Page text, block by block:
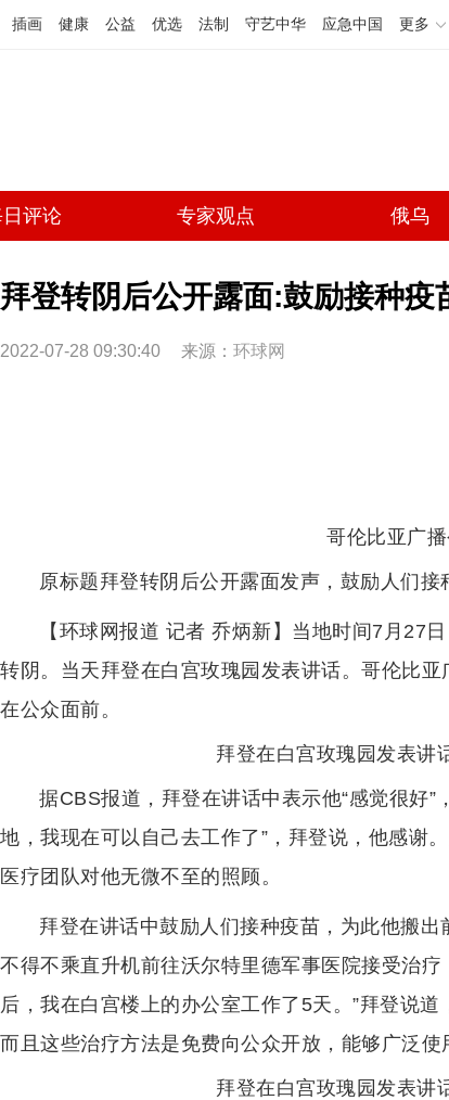
插画 健康 公益 优选 法制 守艺中华 应急中国 更多
评论 专家观点 俄乌
拜登转阴后公开露面:鼓励接种
2022-07-28 09:30:40 来源： 环球网
哥伦比亚广
原标题拜登转阴后公开露面发声，鼓励人们接
【环球网报道 记者 乔炳新】当地时间7月27
转阴。当天拜登在白宫玫瑰园发表讲话。哥伦比
在公众面前。
拜登在白宫玫瑰园发表讲
据CBS报道，拜登在讲话中表示他“感觉很好”
地，我现在可以自己去工作了”，拜登说，他感谢
医疗团队对他无微不至的照顾。
拜登在讲话中鼓励人们接种疫苗，为此他搬
不得不乘直升机前往沃尔特里德军事医院接受治
后，我在白宫楼上的办公室工作了5天。”拜登说
而且这些治疗方法是免费向公众开放，能够广泛使
拜登在白宫玫瑰园发表讲